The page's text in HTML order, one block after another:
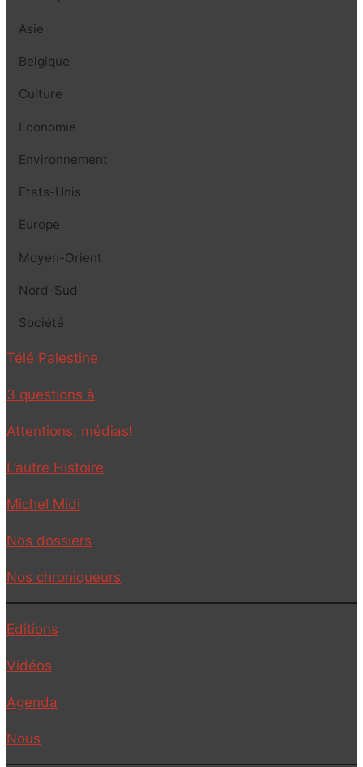
Asie
Belgique
Culture
Economie
Environnement
Etats-Unis
Europe
Moyen-Orient
Nord-Sud
Société
Télé Palestine
3 questions à
Attentions, médias!
L’autre Histoire
Michel Midi
Nos dossiers
Nos chroniqueurs
Editions
Vidéos
Agenda
Nous